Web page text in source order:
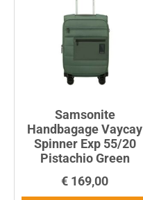
Samsonite
Handbagage Vaycay
Spinner Exp 55/20
Pistachio Green
€ 169,00